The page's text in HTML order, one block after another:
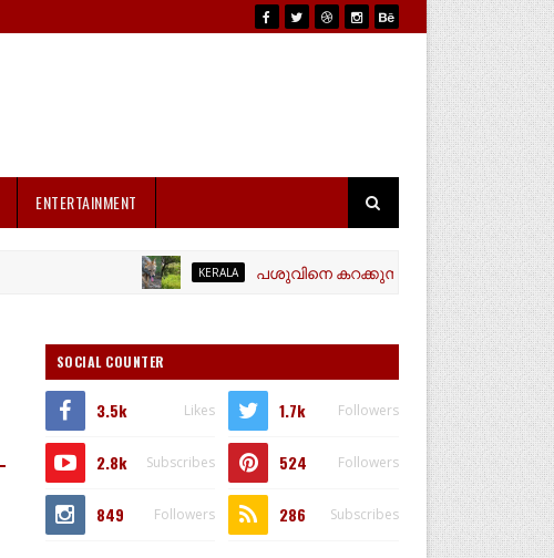
ENTERTAINMENT
KERALA പശുവിനെ കറക്കുന്നതിനിടെ ഗൃഹനാഥന്
SOCIAL COUNTER
3.5k Likes 1.7k Followers
2.8k Subscribes 524 Followers
849 Followers 286 Subscribes